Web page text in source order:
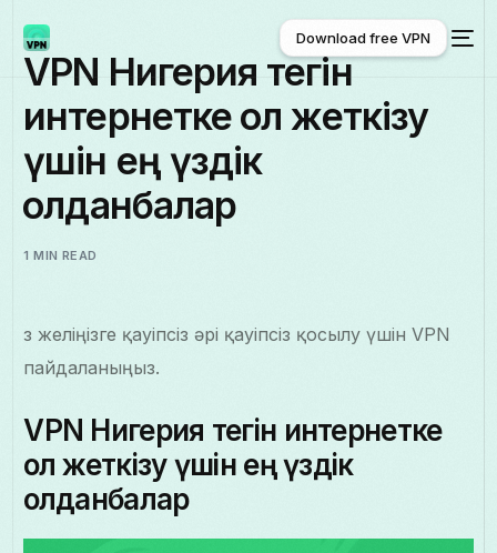
Қазақ тілі
Download free VPN
Download free VPN
VPN Нигерия тегін
интернетке қол жеткізу
үшін ең үздік
қолданбалар
1 MIN READ
Өз желіңізге қауіпсіз әрі қауіпсіз қосылу үшін VPN
пайдаланыңыз.
VPN Нигерия тегін интернетке
қол жеткізу үшін ең үздік
қолданбалар